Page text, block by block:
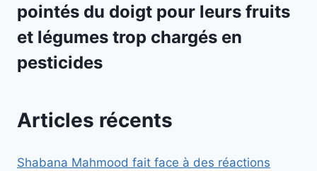
pointés du doigt pour leurs fruits
et légumes trop chargés en
pesticides
Articles récents
Shabana Mahmood fait face à des réactions